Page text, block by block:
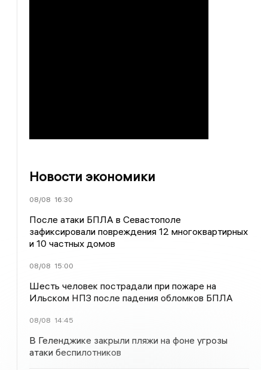
Новости экономики
08/08 16:30
После атаки БПЛА в Севастополе
зафиксировали повреждения 12 многоквартирных
и 10 частных домов
08/08 15:00
Шесть человек пострадали при пожаре на
Ильском НПЗ после падения обломков БПЛА
08/08 14:45
В Геленджике закрыли пляжи на фоне угрозы
атаки беспилотников